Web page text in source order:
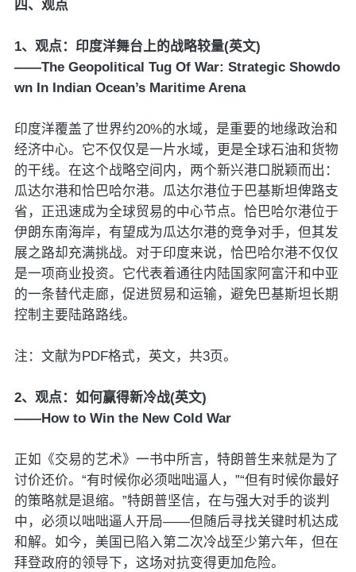
四、观点
1、观点：印度洋舞台上的战略较量(英文)
——The Geopolitical Tug Of War: Strategic Showdo
wn In Indian Ocean’s Maritime Arena
印度洋覆盖了世界约20%的水域，是重要的地缘政治和
经济中心。它不仅仅是一片水域，更是全球石油和货物
的干线。在这个战略空间内，两个新兴港口脱颖而出：
瓜达尔港和恰巴哈尔港。瓜达尔港位于巴基斯坦俾路支
省，正迅速成为全球贸易的中心节点。恰巴哈尔港位于
伊朗东南海岸，有望成为瓜达尔港的竞争对手，但其发
展之路却充满挑战。对于印度来说，恰巴哈尔港不仅仅
是一项商业投资。它代表着通往内陆国家阿富汗和中亚
的一条替代走廊，促进贸易和运输，避免巴基斯坦长期
控制主要陆路路线。
注：文献为PDF格式，英文，共3页。
2、观点：如何赢得新冷战(英文)
——How to Win the New Cold War
正如《交易的艺术》一书中所言，特朗普生来就是为了
讨价还价。“有时候你必须咄咄逼人，”“但有时候你最好
的策略就是退缩。”特朗普坚信，在与强大对手的谈判
中，必须以咄咄逼人开局——但随后寻找关键时机达成
和解。如今，美国已陷入第二次冷战至少第六年，但在
拜登政府的领导下，这场对抗变得更加危险。